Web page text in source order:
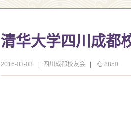
清华大学四川成都
2016-03-03 四川成都校友会 8850